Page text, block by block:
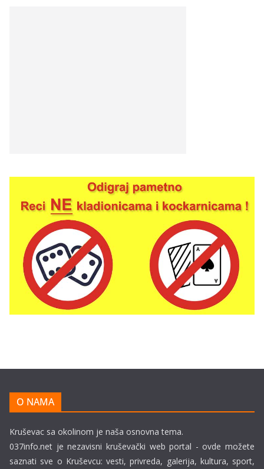
O NAMA
Kruševac sa okolinom je naša osnovna tema.
037info.net je nezavisni kruševački web portal - ovde možete
saznati sve o Kruševcu: vesti, privreda, galerija, kultura, sport,